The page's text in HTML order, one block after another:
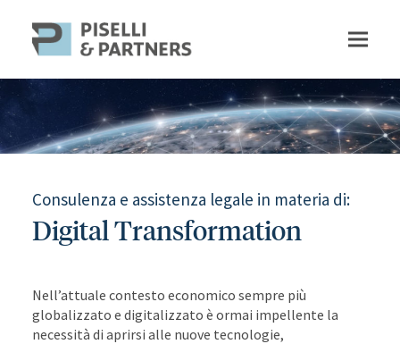
Consulenza e assistenza legale in materia di:
Digital Transformation
Nell’attuale contesto economico sempre più
globalizzato e digitalizzato è ormai impellente la
necessità di aprirsi alle nuove tecnologie,